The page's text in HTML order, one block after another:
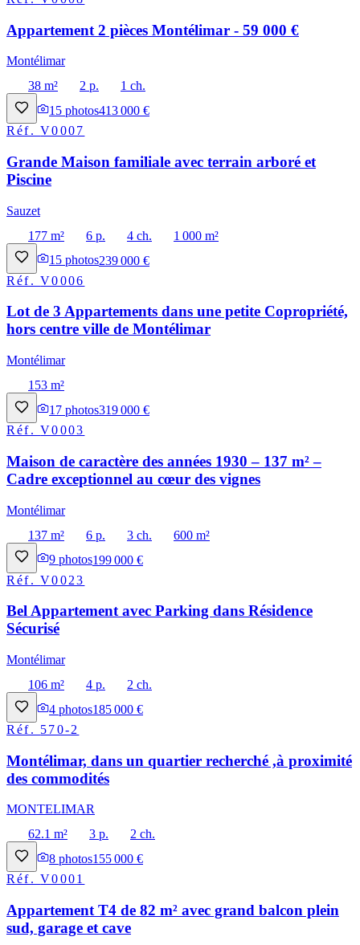
Appartement 2 pièces Montélimar - 59 000 €
Montélimar
38 m²
2 p.
1 ch.
15 photos413 000 €
Réf.V0007
Grande Maison familiale avec terrain arboré et
Piscine
Sauzet
177 m²
6 p. 4 ch.
1 000 m²
15 photos239 000 €
Réf.V0006
Lot de 3 Appartements dans une petite Copropriété,
hors centre ville de Montélimar
Montélimar
153 m²
17 photos319 000 €
Réf.V0003
Maison de caractère des années 1930 – 137 m² –
Cadre exceptionnel au cœur des vignes
Montélimar
137 m²
6 p. 3 ch.
600 m²
9 photos199 000 €
Réf.V0023
Bel Appartement avec Parking dans Résidence
Sécurisé
Montélimar
106 m²
4 p.
2 ch.
4 photos185 000 €
Réf. 570-2
Montélimar, dans un quartier recherché ,à proximité
des commodités
MONTELIMAR
62.1 m²
3 p.
2 ch.
8 photos155 000 €
Réf.V0001
Appartement T4 de 82 m² avec grand balcon plein
sud, garage et cave